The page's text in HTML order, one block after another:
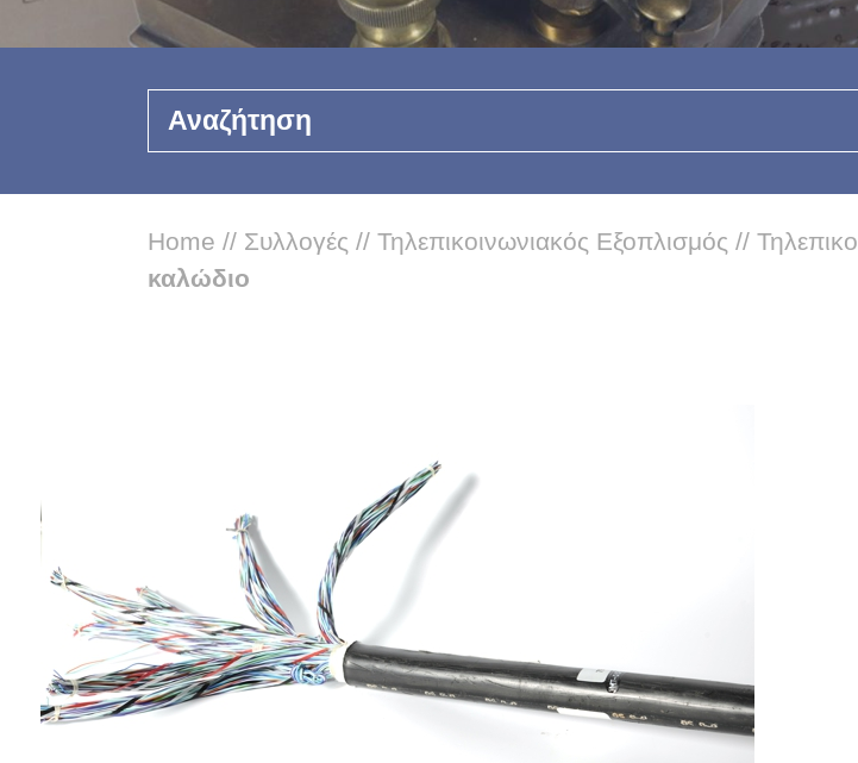
Αναζήτηση
Home // Συλλογές // Τηλεπικοινωνιακός Εξοπλισμός //
καλώδιο